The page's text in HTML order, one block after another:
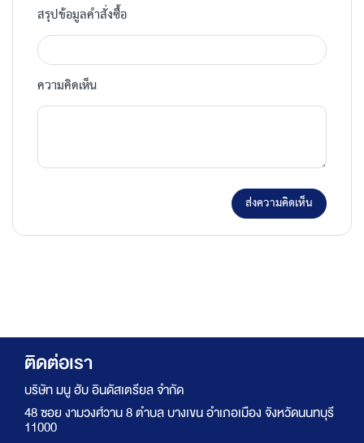
สรุปข้อมูลคำสั่งซื้อ
ความคิดเห็น
ส่งความคิดเห็น
ติดต่อเรา
บริษัท มนู ฮับ อินดัสเตรียล จำกัด
48 ซอย งามวงศ์วาน 8 ตำบล บางเขน อำเภอเมือง จังหวัดนนทบุรี
11000